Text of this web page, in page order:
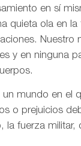
en sí
quieta ola en la
Nuestro
y en ninguna
un mundo en el
o prejuicios
la fuerza militar,